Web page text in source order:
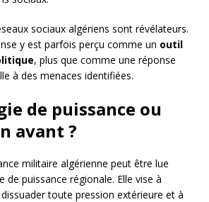
sociaux algériens sont révélateurs.
y est parfois perçu comme un outil
, plus que comme une réponse
à des menaces identifiées.
de puissance ou
avant ?
militaire algérienne peut être lue
de puissance régionale. Elle vise à
toute pression extérieure et à